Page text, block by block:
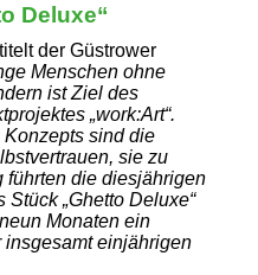
Deluxe“
der Güstrower
Menschen ohne
ist Ziel des
„work:Art“.
sind die
sie zu
führten die diesjährigen
„Ghetto Deluxe“
Monaten ein
einjährigen